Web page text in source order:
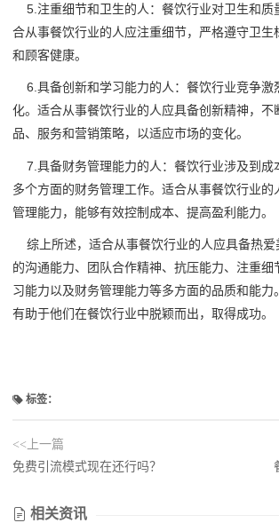
5.注重细节和卫生的人：餐饮行业对卫生和质
合从事餐饮行业的人应注重细节，严格遵守卫生
和顾客健康。
6.具备创新和学习能力的人：餐饮行业竞争激
化。适合从事餐饮行业的人应具备创新精神，不
品、服务和营销策略，以适应市场的变化。
7.具备财务管理能力的人：餐饮行业涉及到成
多个方面的财务管理工作。适合从事餐饮行业的
管理能力，能够有效控制成本、提高盈利能力。
综上所述，适合从事餐饮行业的人应具备热爱
的沟通能力、团队合作精神、抗压能力、注重细
习能力以及财务管理能力等多方面的品质和能力
有助于他们在餐饮行业中脱颖而出，取得成功。
标签：
<<上一篇
免费引流模式现在还行吗？
相关资讯